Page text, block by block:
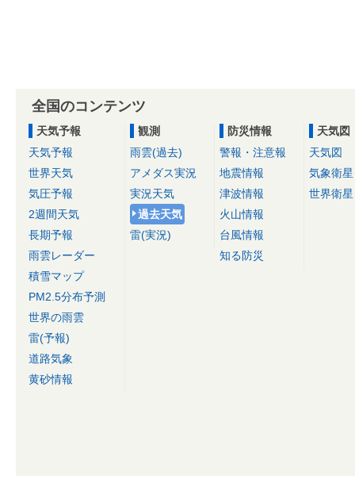
全国のコンテンツ
天気予報
天気予報
世界天気
気圧予報
2週間天気
長期予報
雨雲レーダー
積雪マップ
PM2.5分布予測
世界の雨雲
雷(予報)
道路気象
黄砂情報
観測
雨雲(過去)
アメダス実況
実況天気
過去天気
雷(実況)
防災情報
警報・注意報
地震情報
津波情報
火山情報
台風情報
知る防災
天気図
天気図
気象衛星
世界衛星